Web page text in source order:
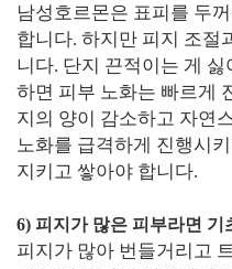
남성호르몬은 표피를 두
합니다. 하지만 피지 조절
니다. 단지 끈적이는 게
하면 피부 노화는 빠르게
지의 양이 감소하고 자연
노화를 급격하게 진행시
지키고 쌓아야 합니다.
6) 피지가 많은 피부라면 기
피지가 많아 번들거리고